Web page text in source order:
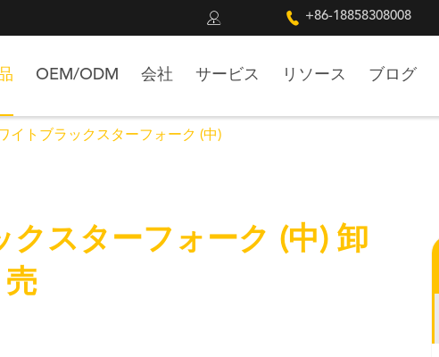
  +86-18858308008
OEM/ODM 会社 サービス リソース ブログ
イトブラックスターフォーク (中)
スターフォーク (中) 卸
売